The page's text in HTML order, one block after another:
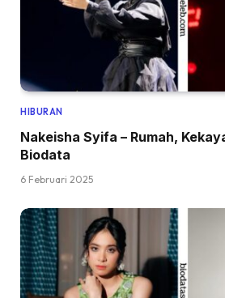
HIBURAN
Nakeisha Syifa – Rumah,
Biodata
6 Februari 2025